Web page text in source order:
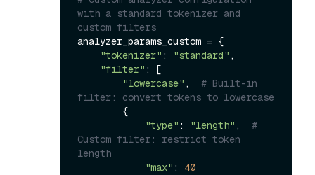
with a standard tokenizer and
custom filters
analyzer_params_custom = {
"tokenizer" : "standard" ,
"filter" : [
"lowercase" , # Built-in
filter: convert tokens to lowercase
"type" : "length" , #
Custom filter: restrict token
length
"max" : 40